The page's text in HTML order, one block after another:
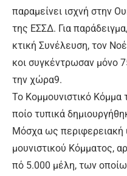
πα­ρα­μεί­νει ι­σχνή στην
της ΕΣ­ΣΔ. Για
κτι­κή Συ­νέ­λευ­ση, τον
κοι συ­γκέ­ντρω­σαν μό­νο
την χώ­ρα9.
Το Κομ­μου­νι­στι­κό
ποί­ο τυ­πι­κά
Μό­σχα ως
μου­νι­στι­κού Κόμ­μα­τος,
πό 5.000 μέ­λη, των